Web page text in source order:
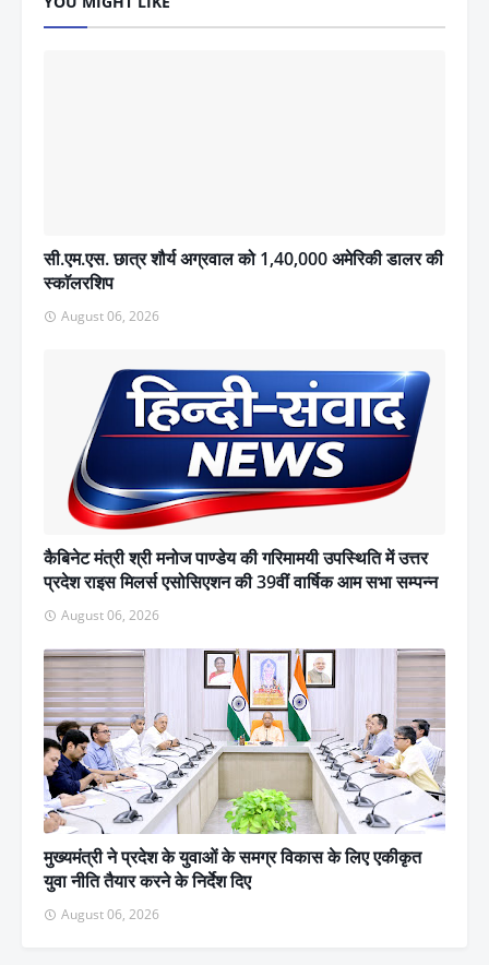
सी.एम.एस. छात्र शौर्य अग्रवाल को 1,40,000 अमेरिकी डालर की
स्काॅलरशिप
August 06, 2026
कैबिनेट मंत्री श्री मनोज पाण्डेय की गरिमामयी उपस्थिति में उत्तर
प्रदेश राइस मिलर्स एसोसिएशन की 39वीं वार्षिक आम सभा सम्पन्न
August 06, 2026
मुख्यमंत्री ने प्रदेश के युवाओं के समग्र विकास के लिए एकीकृत
युवा नीति तैयार करने के निर्देश दिए
August 06, 2026